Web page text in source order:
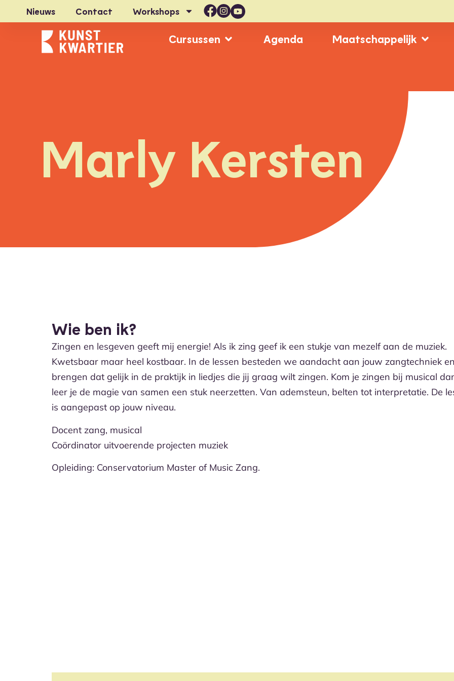
Nieuws Contact Workshops
Cursussen Agenda Maatschappelijk
Marly Kersten
Wie ben ik?
Zingen en lesgeven geeft mij energie! Als ik zing geef ik een stukje van mezelf aan de muziek.
Kwetsbaar maar heel kostbaar. In de lessen besteden we aandacht aan jouw zangtechniek
brengen dat gelijk in de praktijk in liedjes die jij graag wilt zingen. Kom je zingen bij musical
leer je de magie van samen een stuk neerzetten. Van ademsteun, belten tot interpretatie. De
is aangepast op jouw niveau.
Docent zang, musical
Coördinator uitvoerende projecten muziek
Opleiding: Conservatorium Master of Music Zang.